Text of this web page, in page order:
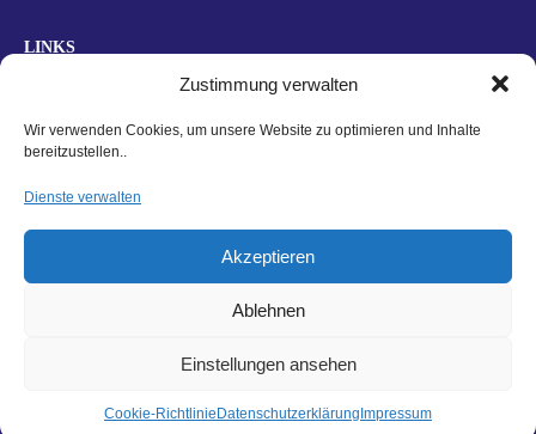
Zustimmung verwalten
Wir verwenden Cookies, um unsere Website zu optimieren und Inhalte
bereitzustellen..
Dienste verwalten
Akzeptieren
Ablehnen
Einstellungen ansehen
Cookie-Richtlinie Datenschutzerklärung Impressum
LINKS
Zahlungsarten
Versandarten
Widerrufsbelehrung